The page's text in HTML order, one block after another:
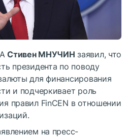
Стивен МНУЧИН заявил, что
президента по поводу
для финансирования
и подчеркивает роль
правил FinCEN в отношении
на пресс-